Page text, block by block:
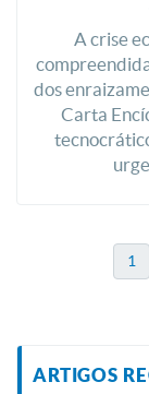
A crise
dos
Carta
1
ARTIGOS